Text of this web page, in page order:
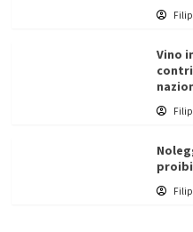
Vino